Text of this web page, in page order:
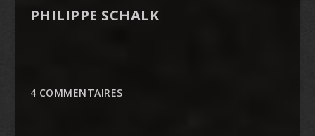
PHILIPPE SCHALK
4 COMMENTAIRES